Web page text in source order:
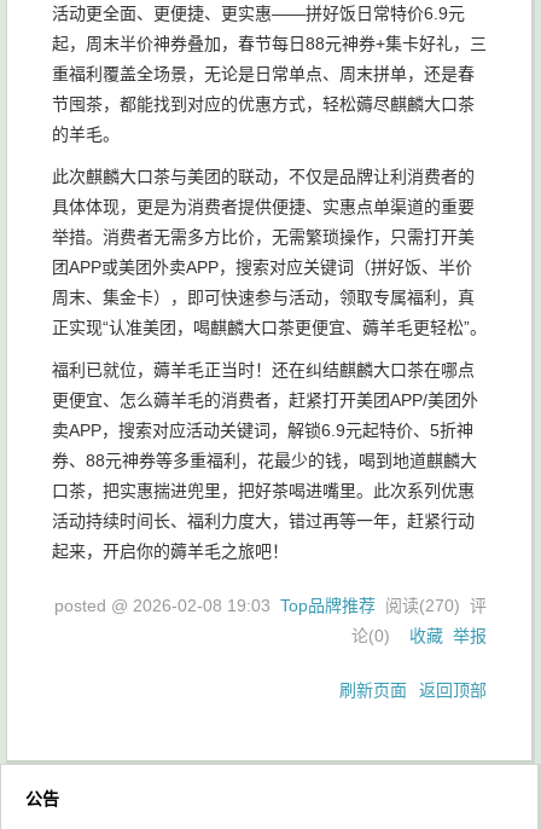
活动更全面、更便捷、更实惠——拼好饭日常特价6.9元
起，周末半价神券叠加，春节每日88元神券+集卡好礼，三
重福利覆盖全场景，无论是日常单点、周末拼单，还是春
节囤茶，都能找到对应的优惠方式，轻松薅尽麒麟大口茶
的羊毛。
此次麒麟大口茶与美团的联动，不仅是品牌让利消费者的
具体体现，更是为消费者提供便捷、实惠点单渠道的重要
举措。消费者无需多方比价，无需繁琐操作，只需打开美
团APP或美团外卖APP，搜索对应关键词（拼好饭、半价
周末、集金卡），即可快速参与活动，领取专属福利，真
正实现“认准美团，喝麒麟大口茶更便宜、薅羊毛更轻松”。
福利已就位，薅羊毛正当时！还在纠结麒麟大口茶在哪点
更便宜、怎么薅羊毛的消费者，赶紧打开美团APP/美团外
卖APP，搜索对应活动关键词，解锁6.9元起特价、5折神
券、88元神券等多重福利，花最少的钱，喝到地道麒麟大
口茶，把实惠揣进兜里，把好茶喝进嘴里。此次系列优惠
活动持续时间长、福利力度大，错过再等一年，赶紧行动
起来，开启你的薅羊毛之旅吧！
posted @ 2026-02-08 19:03 Top品牌推荐 阅读(270) 评
论(0) 收藏 举报
刷新页面 返回顶部
公告